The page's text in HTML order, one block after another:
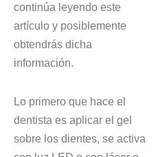
continúa leyendo este
artículo y posiblemente
obtendrás dicha
información.
Lo primero que hace el
dentista es aplicar el gel
sobre los dientes, se activa